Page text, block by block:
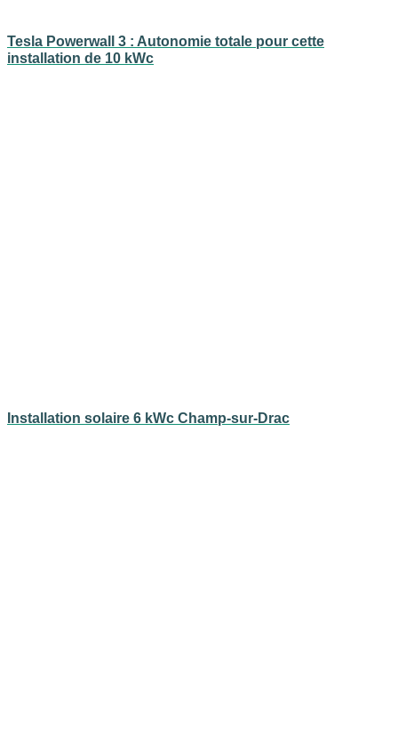
Tesla Powerwall 3 : Autonomie totale pour cette
installation de 10 kWc
Installation solaire 6 kWc Champ-sur-Drac